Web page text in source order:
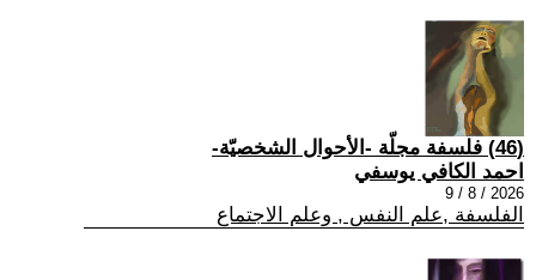
(46) فلسفة مجلّة -الأحوال الشخصيّة-
احمد الكافي يوسفي
2026 / 8 / 9
الفلسفة ,علم النفس , وعلم الاجتماع